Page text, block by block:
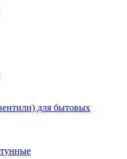
для бытовых